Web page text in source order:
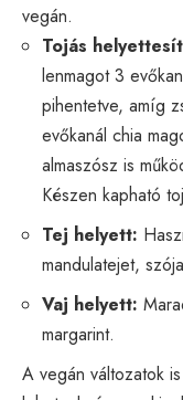
vegán.
Tojás
lenmagot 3
pihentetve, amíg
evőkanál chia
almaszósz is
Készen kapható
Tej helyett:
mandulatejet,
Vaj helyett:
margarint.
A vegán változatok